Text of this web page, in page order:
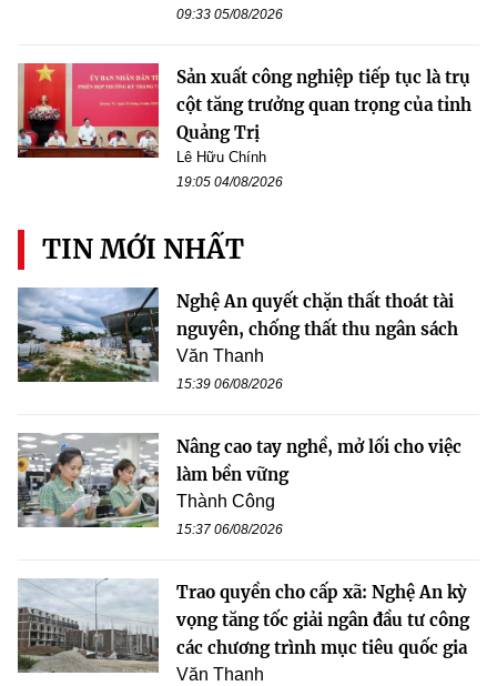
09:33 05/08/2026
Sản xuất công nghiệp tiếp tục là trụ
cột tăng trưởng quan trọng của tỉnh
Quảng Trị
Lê Hữu Chính
19:05 04/08/2026
TIN MỚI NHẤT
Nghệ An quyết chặn thất thoát tài
nguyên, chống thất thu ngân sách
Văn Thanh
15:39 06/08/2026
Nâng cao tay nghề, mở lối cho việc
làm bền vững
Thành Công
15:37 06/08/2026
Trao quyền cho cấp xã: Nghệ An kỳ
vọng tăng tốc giải ngân đầu tư công
các chương trình mục tiêu quốc gia
Văn Thanh